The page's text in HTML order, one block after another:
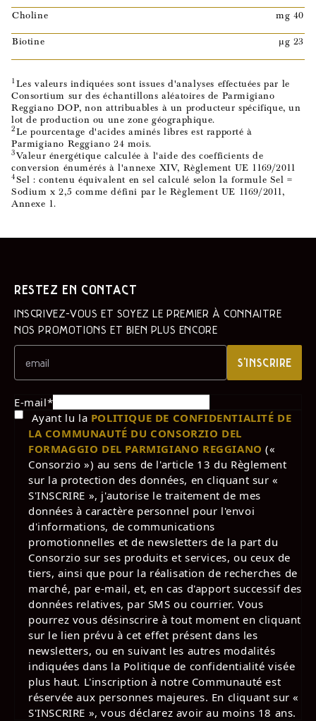
Choline
mg 40
Biotine
µg 23
1 Les valeurs indiquées sont issues d'analyses effectuées par le
Consortium sur des échantillons aléatoires de Parmigiano
Reggiano DOP, non attribuables à un producteur spécifique, un
lot de production ou une zone géographique.
2Le pourcentage d'acides aminés libres est rapporté à
Parmigiano Reggiano 24 mois.
3Valeur énergétique calculée à l'aide des coefficients de
conversion énumérés à l'annexe XIV, Règlement UE 1169/2011
4Sel : contenu équivalent en sel calculé selon la formule Sel =
Sodium x 2,5 comme défini par le Règlement UE 1169/2011,
Annexe 1.
RESTEZ EN CONTACT
INSCRIVEZ-VOUS ET SOYEZ LE PREMIER À CONNAÎTRE
NOS PROMOTIONS ET BIEN PLUS ENCORE
S'INSCRIRE
E-mail*
Ayant lu la POLITIQUE DE CONFIDENTIALITÉ DE
LA COMMUNAUTÉ DU CONSORZIO DEL
FORMAGGIO DEL PARMIGIANO REGGIANO («
Consorzio ») au sens de l'article 13 du Règlement
sur la protection des données, en cliquant sur «
S'INSCRIRE », j'autorise le traitement de mes
données à caractère personnel pour l'envoi
d'informations, de communications
promotionnelles et de newsletters de la part du
Consorzio sur ses produits et services, ou ceux de
tiers, ainsi que pour la réalisation de recherches de
marché, par e-mail, et, en cas d'apport successif des
données relatives, par SMS ou courrier. Vous
pourrez vous désinscrire à tout moment en cliquant
sur le lien prévu à cet effet présent dans les
newsletters, ou en suivant les autres modalités
indiquées dans la Politique de confidentialité visée
plus haut. L'inscription à notre Communauté est
réservée aux personnes majeures. En cliquant sur «
S'INSCRIRE », vous déclarez avoir au moins 18 ans.